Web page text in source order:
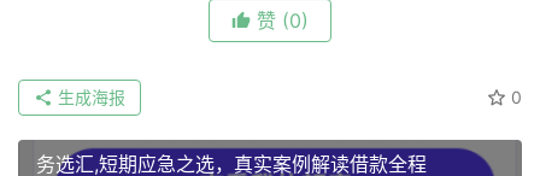
赞 (0)
0
生成海报
务选汇,短期应急之选，真实案例解读借款全程